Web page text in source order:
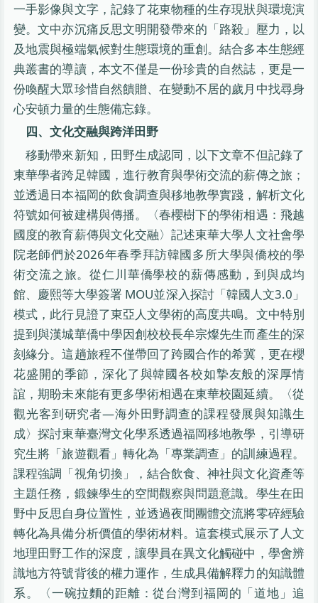
一手影像與文字，記錄了花東物種的生存現狀與環境演
變。文中亦沉痛反思文明開發帶來的「路殺」壓力，以
及地震與極端氣候對生態環境的重創。結合多本生態經
典叢書的導讀，本文不僅是一份珍貴的自然誌，更是一
份喚醒大眾珍惜自然饋贈、在變動不居的歲月中找尋身
心安頓力量的生態備忘錄。
四、文化交融與跨洋田野
移動帶來新知，田野生成認同，以下文章不但記錄了
東華學者跨足韓國，進行教育與學術交流的薪傳之旅；
並透過日本福岡的飲食調查與移地教學實踐，解析文化
符號如何被建構與傳播。〈春櫻樹下的學術相遇：飛越
國度的教育薪傳與文化交融〉記述東華大學人文社會學
院老師們於2026年春季拜訪韓國多所大學與僑校的學
術交流之旅。從仁川華僑學校的薪傳感動，到與成均
館、慶熙等大學簽署 MOU並深入探討「韓國人文3.0」
模式，此行見證了東亞人文學術的高度共鳴。文中特別
提到與漢城華僑中學因創校校長牟宗燦先生而產生的深
刻緣分。這趟旅程不僅帶回了跨國合作的希冀，更在櫻
花盛開的季節，深化了與韓國各校如摯友般的深厚情
誼，期盼未來能有更多學術相遇在東華校園延續。〈從
觀光客到研究者—海外田野調查的課程發展與知識生
成〉探討東華臺灣文化學系透過福岡移地教學，引導研
究生將「旅遊觀看」轉化為「專業調查」的訓練過程。
課程強調「視角切換」，結合飲食、神社與文化資產等
主題任務，鍛鍊學生的空間觀察與問題意識。學生在田
野中反思自身位置性，並透過夜間團體交流將零碎經驗
轉化為具備分析價值的學術材料。這套模式展示了人文
地理田野工作的深度，讓學員在異文化觸碰中，學會辨
識地方符號背後的權力運作，生成具備解釋力的知識體
系。〈一碗拉麵的距離：從台灣到福岡的「道地」追